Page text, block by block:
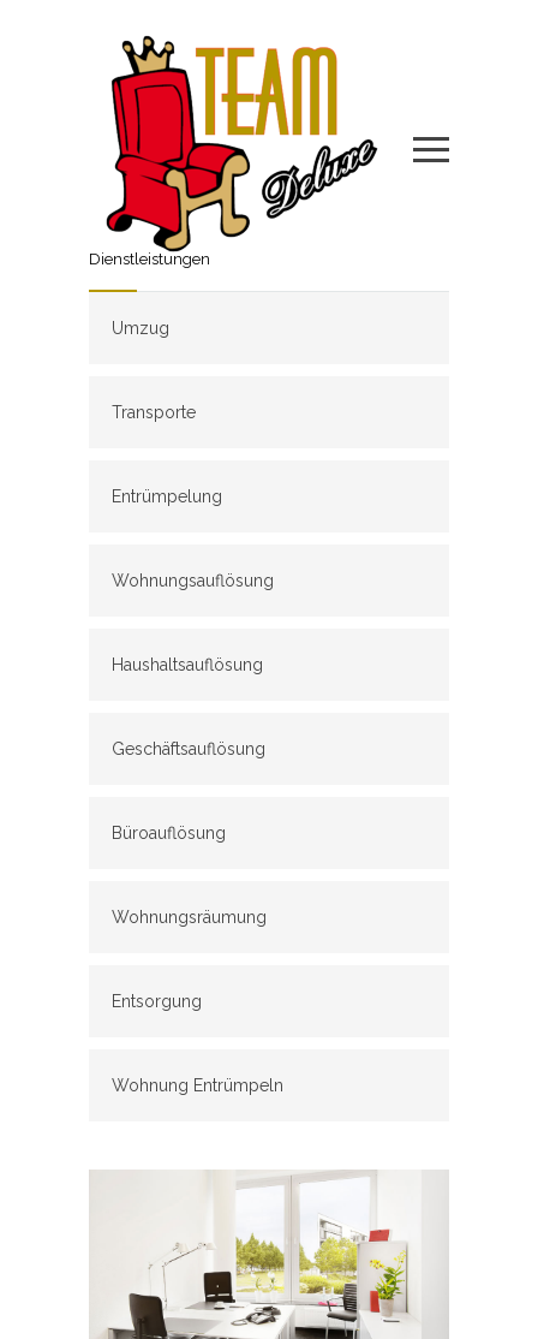
Dienstleistungen
Umzug
Transporte
Entrümpelung
Wohnungsauflösung
Haushaltsauflösung
Geschäftsauflösung
Büroauflösung
Wohnungsräumung
Entsorgung
Wohnung Entrümpeln